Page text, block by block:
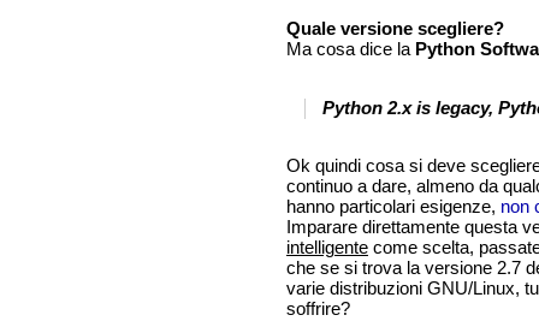
Quale versione scegliere?
Ma cosa dice la Python
Python 2.x is legacy,
Ok quindi cosa si deve
continuo a dare, almeno da
hanno particolari esigenze, non
Imparare direttamente questa
intelligentecome scelta,
che se si trova la versione 2.7
varie distribuzioni GNU/Linux,
soffrire?